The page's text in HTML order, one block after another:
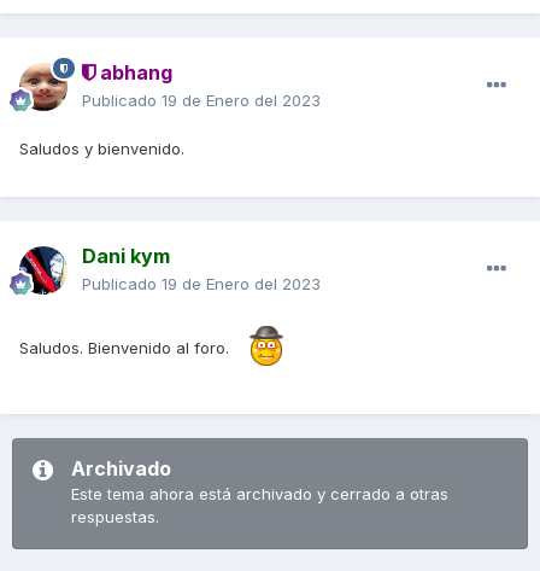
abhang
Publicado 19 de Enero del 2023
Saludos y bienvenido.
Dani kym
Publicado 19 de Enero del 2023
Saludos. Bienvenido al foro.
Archivado
Este tema ahora está archivado y cerrado a otras
respuestas.